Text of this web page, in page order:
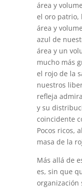
área y
el oro patrio,
área y
azul de
área y un
mucho más
el rojo de la
nuestros
refleja
y su
coincidente
Pocos ricos,
masa de la
Más allá de
es, sin que
organización